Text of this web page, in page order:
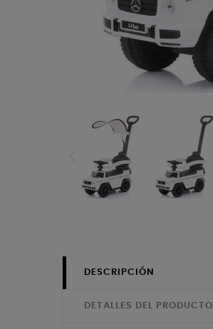
DESCRIPCIÓN
DETALLES DEL PRODUCTO